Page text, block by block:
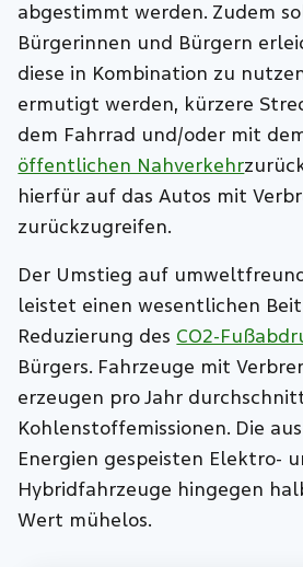
abgestimmt werden. Zudem
Bürgerinnen und Bürgern
diese in Kombination zu
ermutigt werden, kürzere
dem Fahrrad und/oder mit
öffentlichen Nahverkehr
hierfür auf das Autos mit
zurückzugreifen.
Der Umstieg auf
leistet einen wesentlichen
Reduzierung des CO2-
Bürgers. Fahrzeuge mit
erzeugen pro Jahr
Kohlenstoffemissionen. Die
Energien gespeisten Elektro-
Hybridfahrzeuge hingegen
Wert mühelos.